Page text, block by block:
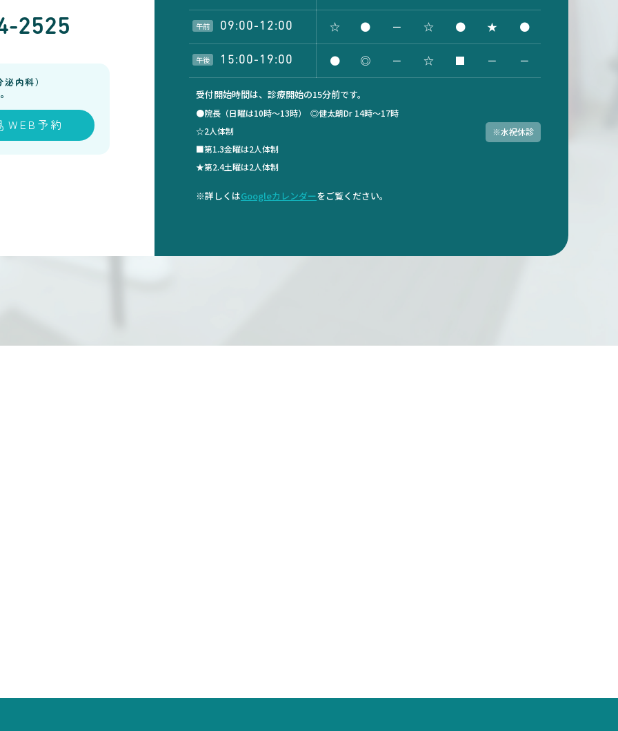
2525
内科）
WEB予約
午前 09:00-12:00 ☆ ● － ☆ ● ★ ●
午後 15:00-19:00 ● ◎ － ☆ ■ － －
受付開始時間は、診療開始の15分前です。
●院長（日曜は10時～13時） ◎健太朗Dr 14時～17時
☆2人体制
■第1.3金曜は2人体制
★第2.4土曜は2人体制
※水祝休診
※詳しくはGoogleカレンダーをご覧ください。